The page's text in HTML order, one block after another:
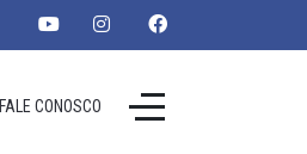
FALE CONOSCO